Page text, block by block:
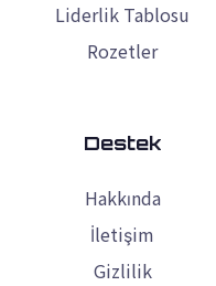
Liderlik Tablosu
Rozetler
Destek
Hakkında
İletişim
Gizlilik